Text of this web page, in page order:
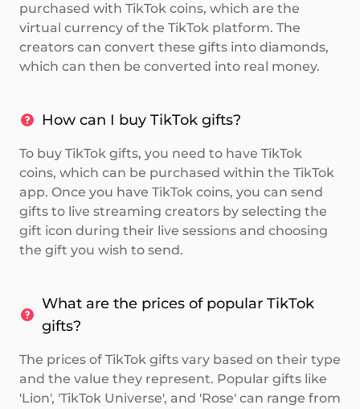
purchased with TikTok coins, which are the
virtual currency of the TikTok platform. The
creators can convert these gifts into diamonds,
which can then be converted into real money.
How can I buy TikTok gifts?
To buy TikTok gifts, you need to have TikTok
coins, which can be purchased within the TikTok
app. Once you have TikTok coins, you can send
gifts to live streaming creators by selecting the
gift icon during their live sessions and choosing
the gift you wish to send.
What are the prices of popular TikTok
gifts?
The prices of TikTok gifts vary based on their type
and the value they represent. Popular gifts like
'Lion', 'TikTok Universe', and 'Rose' can range from